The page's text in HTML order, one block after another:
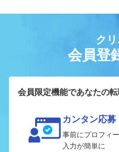
ク
会員登
会員限定機能であなたの
カンタン応募
事前にプロフィ
入力が簡単に